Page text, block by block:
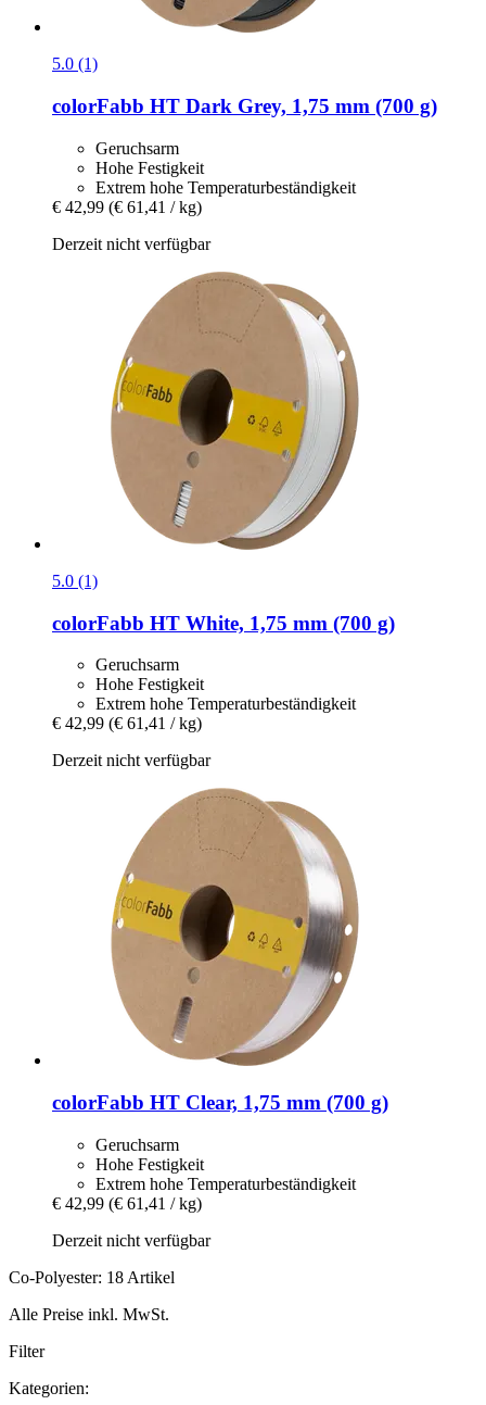
5.0 (1)
colorFabb HT Dark Grey, 1,75 mm (700 g)
Geruchsarm
Hohe Festigkeit
Extrem hohe Temperaturbeständigkeit
€ 42,99 (€ 61,41 / kg)
Derzeit nicht verfügbar
5.0 (1)
colorFabb HT White, 1,75 mm (700 g)
Geruchsarm
Hohe Festigkeit
Extrem hohe Temperaturbeständigkeit
€ 42,99 (€ 61,41 / kg)
Derzeit nicht verfügbar
colorFabb HT Clear, 1,75 mm (700 g)
Geruchsarm
Hohe Festigkeit
Extrem hohe Temperaturbeständigkeit
€ 42,99 (€ 61,41 / kg)
Derzeit nicht verfügbar
Co-Polyester: 18 Artikel
Alle Preise inkl. MwSt.
Filter
Kategorien: